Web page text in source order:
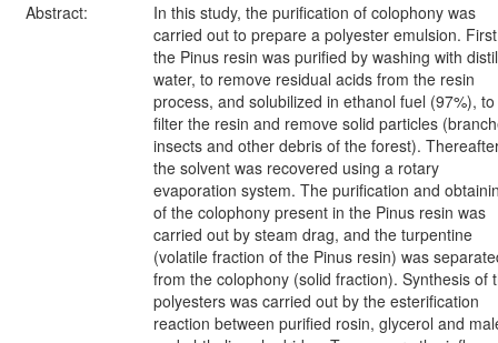
Abstract:
In this study, the purification of colophony was
carried out to prepare a polyester emulsion.
the Pinus resin was purified by washing with
water, to remove residual acids from the resin
process, and solubilized in ethanol fuel (97%), to
filter the resin and remove solid particles
insects and other debris of the forest).
the solvent was recovered using a rotary
evaporation system. The purification and
of the colophony present in the Pinus resin was
carried out by steam drag, and the turpentine
(volatile fraction of the Pinus resin) was
from the colophony (solid fraction). Synthesis of
polyesters was carried out by the esterification
reaction between purified rosin, glycerol and